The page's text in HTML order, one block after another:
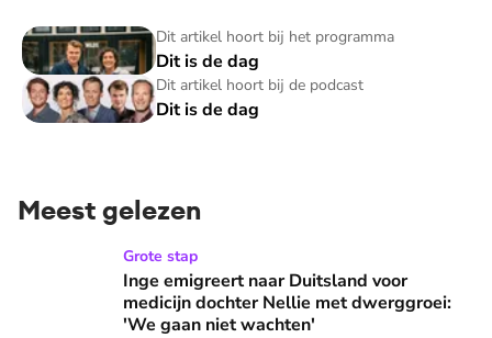
Dit artikel hoort bij het programma
Dit is de dag
Dit is de dag
Dit artikel hoort bij de podcast
Dit is de dag
Dit is de dag
Meest gelezen
Inge emigreert naar Duitsland voor medicijn dochter
Grote stap
Inge emigreert naar Duitsland voor
medicijn dochter Nellie met dwerggroei:
'We gaan niet wachten'